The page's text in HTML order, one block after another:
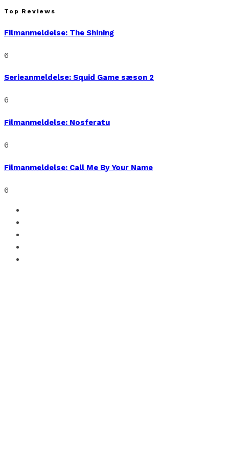
Top Reviews
Filmanmeldelse: The Shining
6
Serieanmeldelse: Squid Game sæson 2
6
Filmanmeldelse: Nosferatu
6
Filmanmeldelse: Call Me By Your Name
6